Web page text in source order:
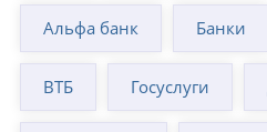
Альфа банк Банки
ВТБ Госуслуги